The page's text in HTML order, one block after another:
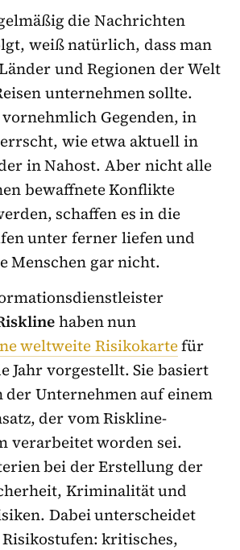
die Nachrichten
weiß natürlich, dass man
und Regionen der Welt
unternehmen sollte.
Gegenden, in
wie etwa aktuell in
in Nahost. Aber nicht alle
bewaffnete Konflikte
schaffen es in die
unter ferner liefen und
Menschen gar nicht.
haben nun
weltweite Risikokartefür
Jahr vorgestellt. Sie basiert
der Unternehmen auf einem
der vom Riskline-
verarbeitet worden sei.
bei der Erstellung der
Kriminalität und
Dabei unterscheidet
kritisches,